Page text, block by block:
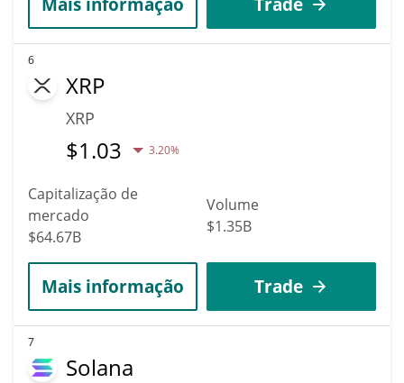
6
XRP
XRP
$1.03 3.20%
Capitalização de
mercado
$64.67B
Volume
$1.35B
Mais informação Trade
7
Solana